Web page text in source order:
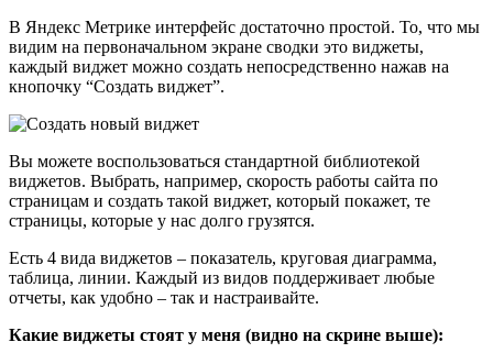
В Яндекс Метрике интерфейс достаточно простой. То, что мы
видим на первоначальном экране сводки это виджеты,
каждый виджет можно создать непосредственно нажав на
кнопочку “Создать виджет”.
Вы можете воспользоваться стандартной библиотекой
виджетов. Выбрать, например, скорость работы сайта по
страницам и создать такой виджет, который покажет, те
страницы, которые у нас долго грузятся.
Есть 4 вида виджетов – показатель, круговая диаграмма,
таблица, линии. Каждый из видов поддерживает любые
отчеты, как удобно – так и настраивайте.
Какие виджеты стоят у меня (видно на скрине выше):